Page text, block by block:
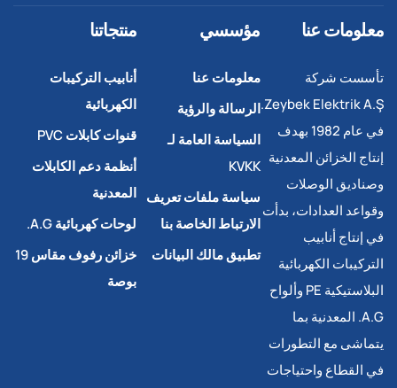
معلومات عنا
تأسست شركة
Zeybek Elektrik A.Ş.
في عام 1982 بهدف
إنتاج الخزائن المعدنية
وصناديق الوصلات
وقواعد العدادات، بدأت
في إنتاج أنابيب
التركيبات الكهربائية
البلاستيكية PE وألواح
A.G. المعدنية بما
يتماشى مع التطورات
في القطاع واحتياجات
مؤسسي
معلومات عنا
الرسالة والرؤية
السياسة العامة لـ
KVKK
سياسة ملفات تعريف
الارتباط الخاصة بنا
تطبيق مالك البيانات
منتجاتنا
أنابيب التركيبات
الكهربائية
قنوات كابلات PVC
أنظمة دعم الكابلات
المعدنية
لوحات كهربائية A.G.
خزائن رفوف مقاس 19
بوصة